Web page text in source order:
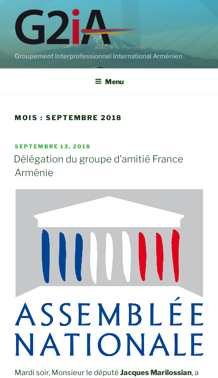
contenu
principal
Groupement Interprofessionnel International Arménien
Menu
MOIS : SEPTEMBRE 2018
PUBLIÉ
LE
SEPTEMBRE 13, 2018
Délégation du groupe d’amitié France
Arménie
Mardi soir, Monsieur le député Jacques Marilossian, a